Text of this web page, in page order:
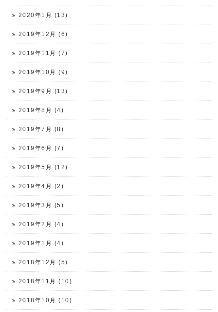
2020年1月 (13)
2019年12月 (6)
2019年11月 (7)
2019年10月 (9)
2019年9月 (13)
2019年8月 (4)
2019年7月 (8)
2019年6月 (7)
2019年5月 (12)
2019年4月 (2)
2019年3月 (5)
2019年2月 (4)
2019年1月 (4)
2018年12月 (5)
2018年11月 (10)
2018年10月 (10)